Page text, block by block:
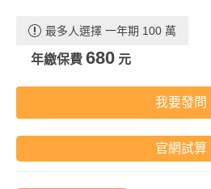
最多人選擇 一年期 100 萬
年繳保費 680 元
我要發問
官網試算